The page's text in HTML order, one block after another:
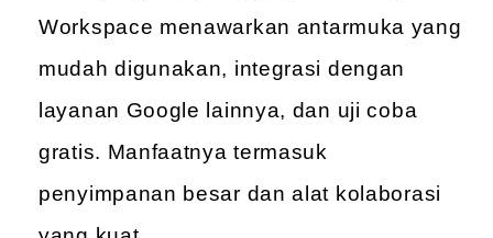
Workspace menawarkan antarmuka yang
mudah digunakan, integrasi dengan
layanan Google lainnya, dan uji coba
gratis. Manfaatnya termasuk
penyimpanan besar dan alat kolaborasi